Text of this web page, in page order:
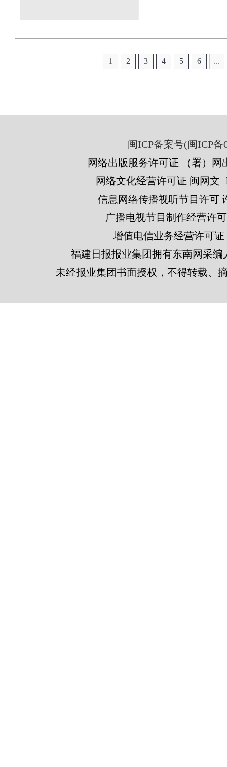
1 2 3 4 5 6 ...
闽ICP备案号(闽ICP备
网络出版服务许可证 （署）网
网络文化经营许可证 闽网文
信息网络传播视听节目许可
广播电视节目制作经营许
增值电信业务经营许可证
福建日报报业集团拥有东南网采
未经报业集团书面授权，不得转载、